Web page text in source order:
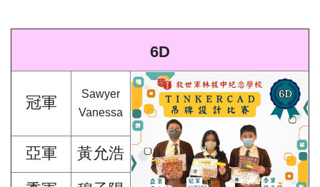
6D
冠軍
Sawyer
Vanessa
亞軍 黃允浩